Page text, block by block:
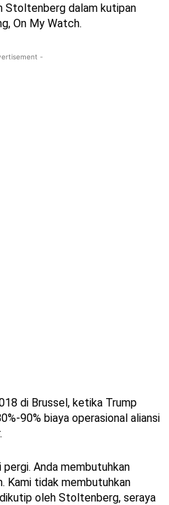
Stoltenberg dalam kutipan
On My Watch.
-
di Brussel, ketika Trump
90% biaya operasional aliansi
pergi. Anda membutuhkan
Kami tidak membutuhkan
oleh Stoltenberg, seraya